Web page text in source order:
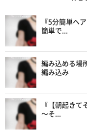
『5分簡単ヘ
簡単で...
編み込める場
編み込み
『【朝起き
〜そ...